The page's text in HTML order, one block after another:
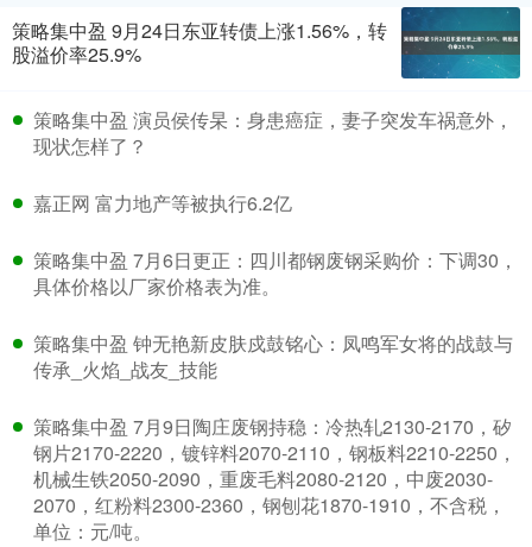
策略集中盈 9月24日东亚转债上涨1.56%，转
股溢价率25.9%
策略集中盈 演员侯传杲：身患癌症，妻子突发车祸意外，
现状怎样了？
嘉正网 富力地产等被执行6.2亿
策略集中盈 7月6日更正：四川都钢废钢采购价：下调30，
具体价格以厂家价格表为准。
策略集中盈 钟无艳新皮肤戍鼓铭心：凤鸣军女将的战鼓与
传承_火焰_战友_技能
策略集中盈 7月9日陶庄废钢持稳：冷热轧2130-2170，矽
钢片2170-2220，镀锌料2070-2110，钢板料2210-2250，
机械生铁2050-2090，重废毛料2080-2120，中废2030-
2070，红粉料2300-2360，钢刨花1870-1910，不含税，
单位：元/吨。